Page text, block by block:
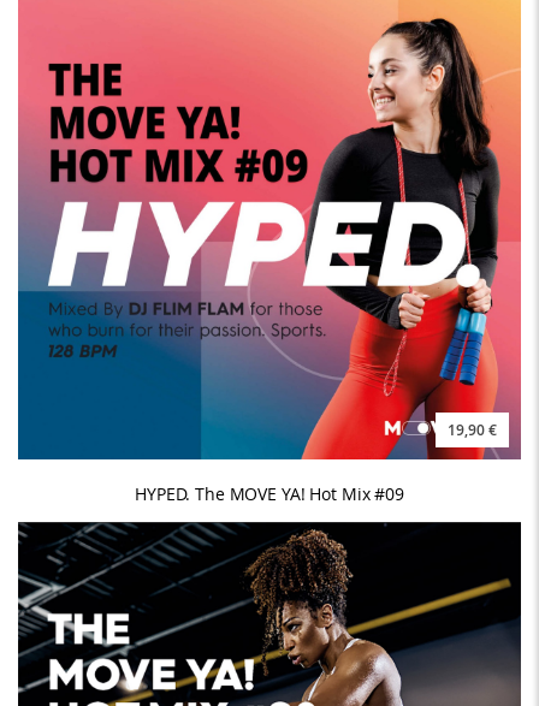
19,90 €
HYPED. The MOVE YA! Hot Mix #09